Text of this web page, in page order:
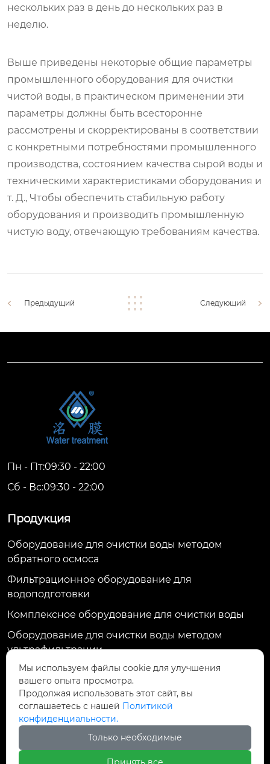
нескольких раз в день до нескольких раз в
неделю.
Выше приведены некоторые общие параметры
промышленного оборудования для очистки
чистой воды, в практическом применении эти
параметры должны быть всесторонне
рассмотрены и скорректированы в соответствии
с конкретными потребностями промышленного
производства, состоянием качества сырой воды и
техническими характеристиками оборудования и
т. Д., Чтобы обеспечить стабильную работу
оборудования и производить промышленную
чистую воду, отвечающую требованиям качества.
Предыдущий Следующий
Пн - Пт:09:30 - 22:00
Сб - Вс:09:30 - 22:00
Продукция
Оборудование для очистки воды методом
обратного осмоса
Фильтрационное оборудование для
водоподготовки
Комплексное оборудование для очистки воды
Оборудование для очистки воды методом
ультрафильтрации
Контактная информация
ул. Тяньхуэй, д. 1009, пр. Жунду, р-н Цзиньню, г.
Чэнду, индекс 610036, Китай
13017485333@163.com
Мы используем файлы cookie для улучшения
вашего опыта просмотра.
Продолжая использовать этот сайт, вы
соглашаетесь с нашей Политикой
конфиденциальности.
Только необходимые